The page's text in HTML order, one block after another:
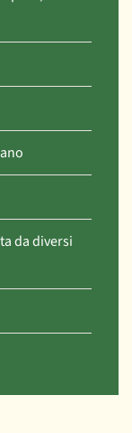
da diversi